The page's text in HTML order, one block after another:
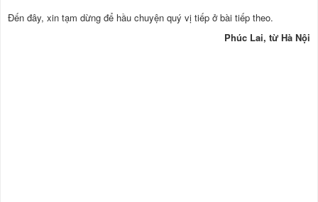
Đến đây, xin tạm dừng để hầu chuyện quý vị tiếp ở bài tiếp theo.
Phúc Lai, từ Hà Nội